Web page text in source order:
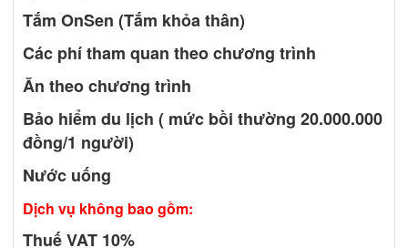
Tắm OnSen (Tắm khỏa thân)
Các phí tham quan theo chương trình
Ăn theo chương trình
Bảo hiểm du lịch ( mức bồi thường 20.000.000
đồng/1 người)
Nước uống
Dịch vụ không bao gồm:
Thuế VAT 10%